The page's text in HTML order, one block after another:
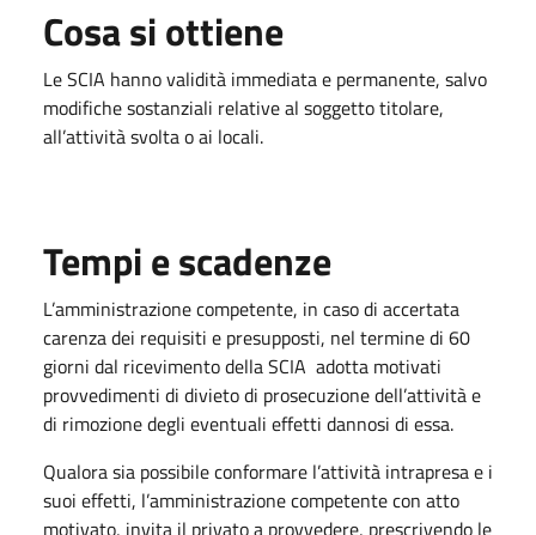
Cosa si ottiene
Le SCIA hanno validità immediata e permanente, salvo
modifiche sostanziali relative al soggetto titolare,
all’attività svolta o ai locali.
Tempi e scadenze
L’amministrazione competente, in caso di accertata
carenza dei requisiti e presupposti, nel termine di 60
giorni dal ricevimento della SCIA adotta motivati
provvedimenti di divieto di prosecuzione dell’attività e
di rimozione degli eventuali effetti dannosi di essa.
Qualora sia possibile conformare l’attività intrapresa e i
suoi effetti, l’amministrazione competente con atto
motivato, invita il privato a provvedere, prescrivendo le